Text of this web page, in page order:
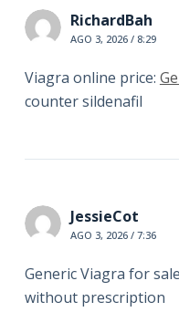
RichardBah
AGO 3, 2026 / 8:29
Viagra online price:
counter sildenafil
JessieCot
AGO 3, 2026 / 7:36
Generic Viagra for
without prescription